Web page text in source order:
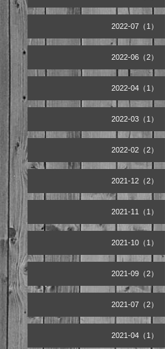
2022-07（1）
2022-06（2）
2022-04（1）
2022-03（1）
2022-02（2）
2021-12（2）
2021-11（1）
2021-10（1）
2021-09（2）
2021-07（2）
2021-04（1）